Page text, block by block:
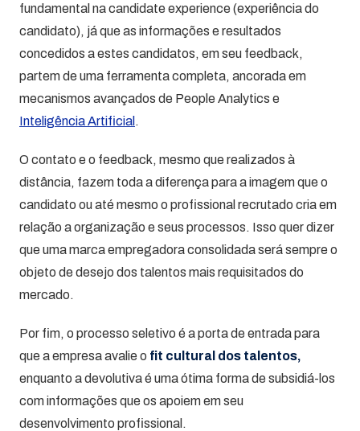
fundamental na candidate experience (experiência do
candidato), já que as informações e resultados
concedidos a estes candidatos, em seu feedback,
partem de uma ferramenta completa, ancorada em
mecanismos avançados de People Analytics e
Inteligência Artificial .
O contato e o feedback, mesmo que realizados à
distância, fazem toda a diferença para a imagem que o
candidato ou até mesmo o profissional recrutado cria em
relação a organização e seus processos. Isso quer dizer
que uma marca empregadora consolidada será sempre o
objeto de desejo dos talentos mais requisitados do
mercado.
Por fim, o processo seletivo é a porta de entrada para
que a empresa avalie o fit cultural dos talentos,
enquanto a devolutiva é uma ótima forma de subsidiá-los
com informações que os apoiem em seu
desenvolvimento profissional.